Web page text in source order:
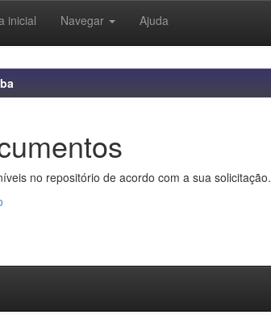
inicial Navegar Ajuda
no repositório de acordo com a sua solicitação.